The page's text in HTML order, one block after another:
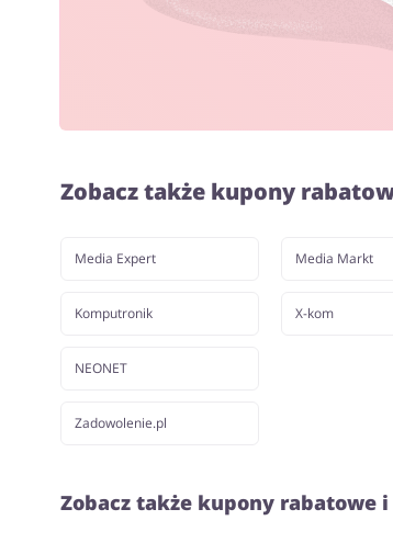
Zobacz także kupony
Media Expert
Komputronik
Media Markt
X-kom
NEONET
Zadowolenie.pl
Zobacz także kupony rabatowe